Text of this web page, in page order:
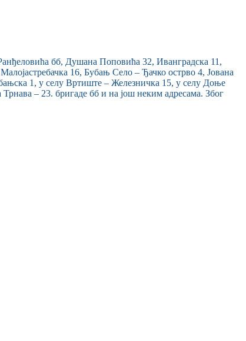
бб, Душана Поповића 32, Иванградска 11,
16, Бубањ Село – Ђачко острво 4, Јована
1, у селу Вртиште – Железничка 15, у селу Доње
– 23. бригаде бб и на још неким адресама. Због